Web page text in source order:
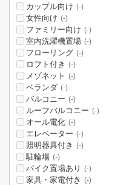
カップル向け (-)
女性向け (-)
ファミリー向け (-)
室内洗濯機置場 (-)
フローリング (-)
ロフト付き (-)
メゾネット (-)
ベランダ (-)
バルコニー (-)
ルーフバルコニー (-)
オール電化 (-)
エレベーター (-)
照明器具付き (-)
駐輪場 (-)
バイク置場あり (-)
家具・家電付き (-)